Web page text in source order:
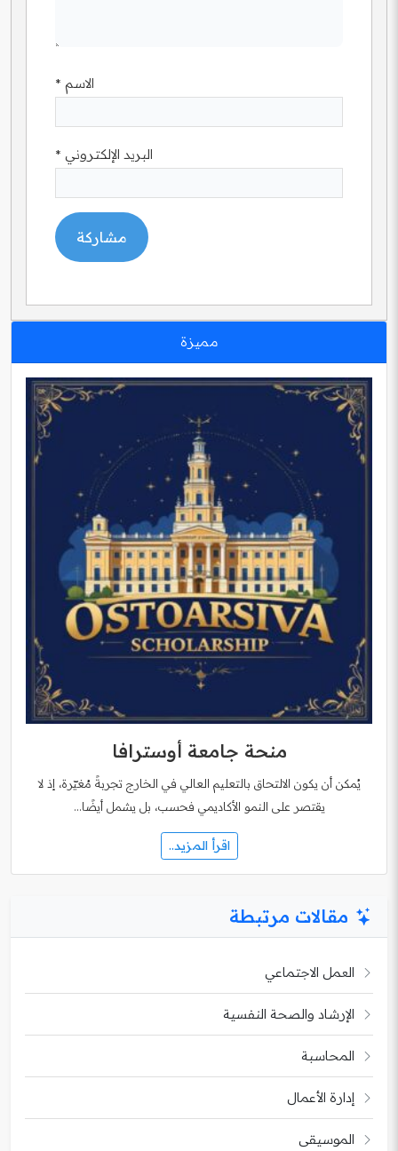
الاسم *
البريد الإلكتروني *
مميزة
منحة جامعة أوسترافا
يُمكن أن يكون الالتحاق بالتعليم العالي في الخارج تجربةً مُغيّرة، إذ لا
يقتصر على النمو الأكاديمي فحسب، بل يشمل أيضًا…
اقرأ المزيد..
مقالات مرتبطة
العمل الاجتماعي
الإرشاد والصحة النفسية
المحاسبة
إدارة الأعمال
الموسيقى